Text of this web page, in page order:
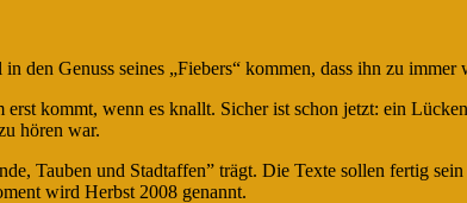
Genuss seines „Fiebers“ kommen, dass ihn zu immer
kommt, wenn es knallt. Sicher ist schon jetzt: ein
hören war.
Tauben und Stadtaffen” trägt. Die Texte sollen fertig
wird Herbst 2008 genannt.